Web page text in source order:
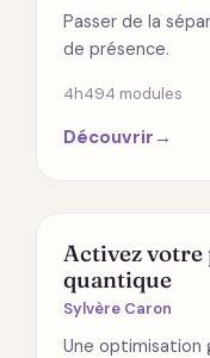
Passer de la
de présence.
4h494 modules
Découvrir →
SANTÉ
Activez
quantique
Sylvère Caron
Une optimisation